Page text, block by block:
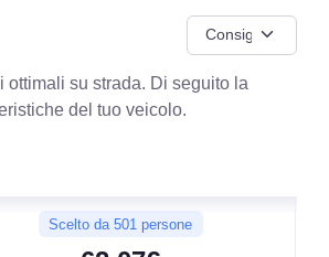
su strada. Di seguito la
del tuo veicolo.
Scelto da 501 persone